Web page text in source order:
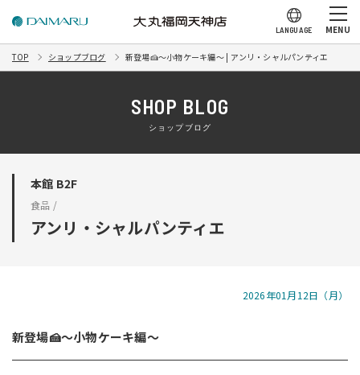
LANGUAGE MENU
TOP ショップブログ 新登場🍰～小物ケーキ編～ | アンリ・シャルパンティエ
SHOP BLOG
ショップブログ
本館 B2F
食品 /
アンリ・シャルパンティエ
2026年01月12日（月）
新登場🍰～小物ケーキ編～